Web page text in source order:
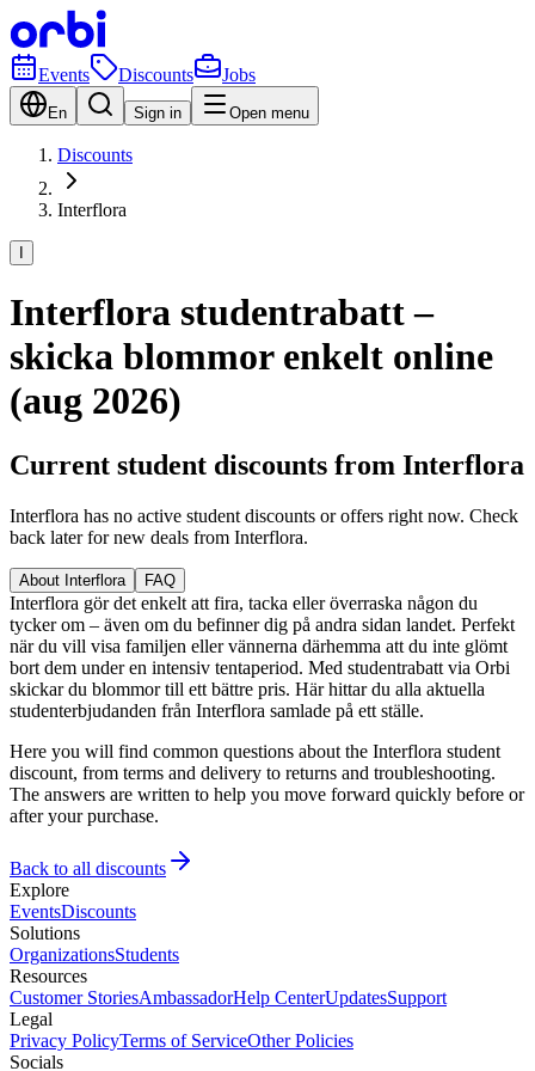
Events Discounts Jobs
En Sign in Open menu
Discounts
Interflora
Interflora studentrabatt –
skicka blommor enkelt online
(aug 2026)
Current student discounts from Interflora
Interflora has no active student discounts or offers right now. Check
back later for new deals from Interflora.
About Interflora FAQ
Interflora gör det enkelt att fira, tacka eller överraska någon du
tycker om – även om du befinner dig på andra sidan landet. Perfekt
när du vill visa familjen eller vännerna därhemma att du inte glömt
bort dem under en intensiv tentaperiod. Med studentrabatt via Orbi
skickar du blommor till ett bättre pris. Här hittar du alla aktuella
studenterbjudanden från Interflora samlade på ett ställe.
Here you will find common questions about the Interflora student
discount, from terms and delivery to returns and troubleshooting.
The answers are written to help you move forward quickly before or
after your purchase.
Back to all discounts
Explore
EventsDiscounts
Solutions
OrganizationsStudents
Resources
Customer StoriesAmbassadorHelp CenterUpdatesSupport
Legal
Privacy PolicyTerms of ServiceOther Policies
Socials